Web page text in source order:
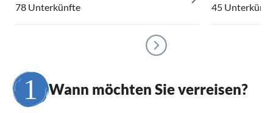
78 Unterkünfte 45
Wann möchten Sie verreisen?